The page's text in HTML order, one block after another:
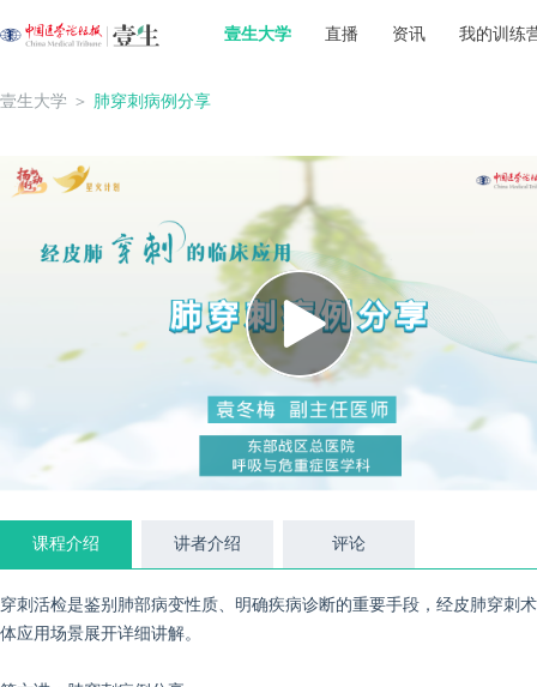
壹生大学 直播 资讯 我的训练
壹生大学 ＞ 肺穿刺病例分享
课程介绍 讲者介绍 评论
穿刺活检是鉴别肺部病变性质、明确疾病诊断的重要手段，经皮肺穿刺
体应用场景展开详细讲解。